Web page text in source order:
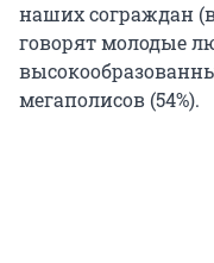
наших сограждан (в
говорят молодые
мегаполисов (54%).